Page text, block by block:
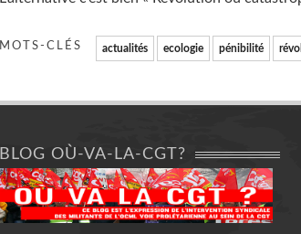
MOTS-CLÉS actualités ecologie pénibilité
BLOG OÙ-VA-LA-CGT?